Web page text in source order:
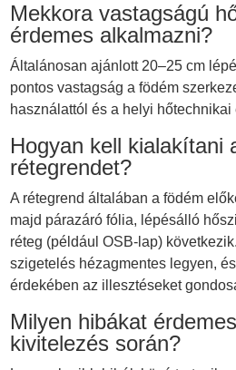
Mekkora vastagságú
érdemes alkalmazni?
Általánosan ajánlott 20–25 cm
pontos vastagság a födém
használattól és a helyi hőtechnikai
Hogyan kell kialakítani
rétegrendet?
A rétegrend általában a födém
majd párazáró fólia, lépésálló
réteg (például OSB-lap)
szigetelés hézagmentes legyen,
érdekében az illesztéseket
Milyen hibákat
kivitelezés során?